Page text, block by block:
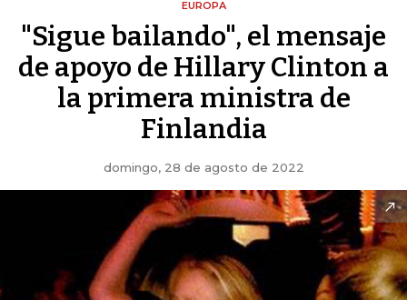
EUROPA
"Sigue bailando", el mensaje
de apoyo de Hillary Clinton a
la primera ministra de
Finlandia
domingo, 28 de agosto de 2022